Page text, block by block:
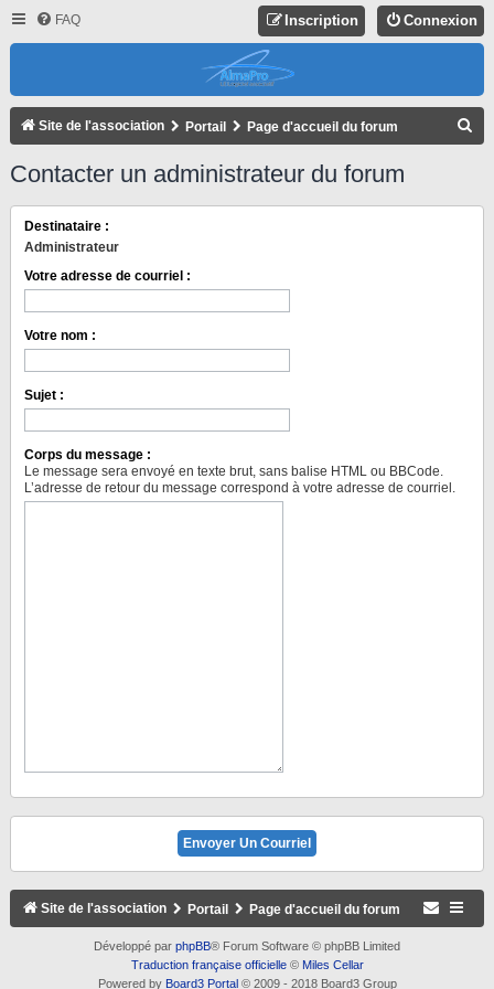
FAQ Connexion
Inscription
Site de l'association Portail Page d'accueil du forum
H
Contacter un administrateur du forum
Destinataire :
Administrateur
Votre adresse de courriel :
Votre nom :
Sujet :
Corps du message :
Le message sera envoyé en texte brut, sans balise HTML ou BBCode.
L’adresse de retour du message correspond à votre adresse de courriel.
Site de l'association Portail Page d'accueil du forum
Développé par phpBB® Forum Software © phpBB Limited
Traduction française officielle© Miles Cellar
Powered by Board3 Portal© 2009 - 2018 Board3 Group